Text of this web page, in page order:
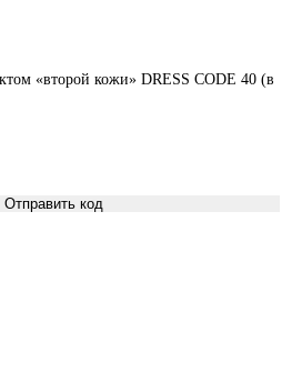
«второй кожи» DRESS CODE 40 (в
Отправить код